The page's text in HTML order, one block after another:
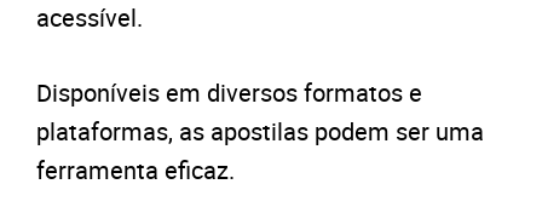
acessível.
Disponíveis em diversos formatos e
plataformas, as apostilas podem ser uma
ferramenta eficaz.